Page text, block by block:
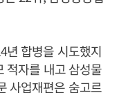
년 합병을 시도했지
적자를 내고 삼성물
사업재편은 숨고르